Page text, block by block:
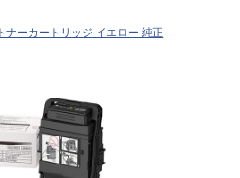
ナーカートリッジ イエロー 純正